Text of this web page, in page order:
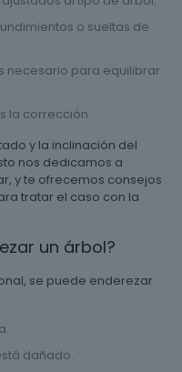
o sueltas de
necesario para equilibrar
la corrección.
y la inclinación del
nos dedicamos a
y te ofrecemos consejos
tratar el caso con la
un árbol?
se puede enderezar
dañado.